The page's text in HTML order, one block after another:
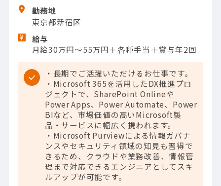
勤務地
東京都新宿区
給与
月給30万円～55万円＋各種手当＋賞与年2回
・長期でご活躍いただけるお仕事です。
・Microsoft 365を活用したDX推進プロ
ジェクトで、SharePoint Onlineや
Power Apps、Power Automate、Power
BIなど、市場価値の高いMicrosoft製
品・サービスに幅広く携われます。
・Microsoft Purviewによる情報ガバナ
ンスやセキュリティ領域の知見も習得で
きるため、クラウドや業務改善、情報管
理まで対応できるエンジニアとしてスキ
ルアップが可能です。